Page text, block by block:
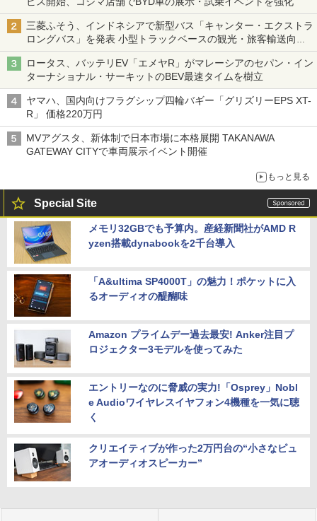
三菱ふそう、インドネシアで新型バス「キャンター・エクストラ
ロングバス」を発表 小型トラックベースの観光・旅客輸送向け
バス
ロータス、バッテリEV「エメヤR」がマレーシアのセパン・イン
ターナショナル・サーキットのBEV最速タイムを樹立
ヤマハ、国内向けフラグシップ四輪バギー「グリズリーEPS XT-
R」 価格220万円
MVアグスタ、新体制で日本市場に本格展開 TAKANAWA
GATEWAY CITYで車両展示イベント開催
もっと見る
Special Site
メモリ32GBでも予算内。産経新聞社がAMD R
yzen搭載dynabookを2千台導入
「A&ultima SP4000T」の魅力！ポケットに入
るオーディオの醍醐味
Amazon プライムデー過去最安! Anker注目プ
ロジェクター3モデルを使ってみた
エントリーなのに脅威の実力!「Osprey」Nobl
e Audioワイヤレスイヤフォン4機種を一気に聴
く
クリエイティブが作った2万円台の“小さなピュ
アオーディオスピーカー”